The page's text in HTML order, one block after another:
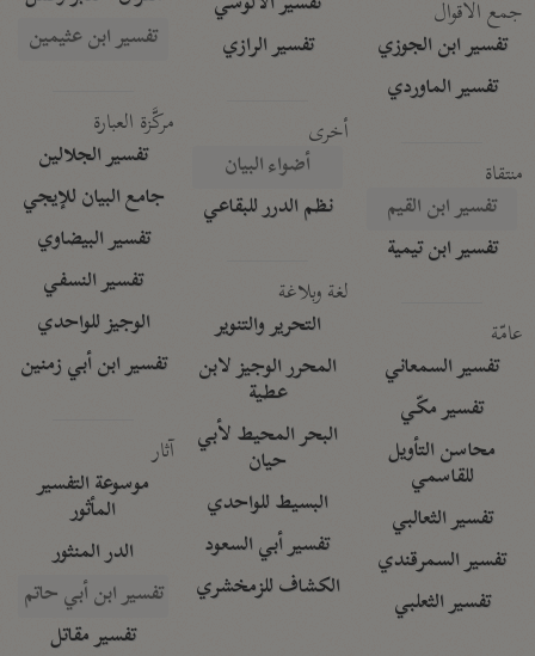
جمع الأقوال
تفسير ابن الجوزي
تفسير الماوردي
منتقاة
تفسير ابن القيم
تفسير ابن تيمية
عامّة
تفسير السمعاني
تفسير مكّي
محاسن التأويل
للقاسمي
تفسير الثعالبي
تفسير السمرقندي
تفسير الثعلبي
تفسير الرازي
أخرى
أضواء البيان
نظم الدرر للبقاعي
لغة وبلاغة
التحرير والتنوير
المحرر الوجيز لابن
عطية
البحر المحيط لأبي
حيان
البسيط للواحدي
تفسير أبي السعود
الكشاف للزمخشري
تفسير ابن عثيمين
مركَّزة العبارة
تفسير الجلالين
جامع البيان للإيجي
تفسير البيضاوي
تفسير النسفي
الوجيز للواحدي
تفسير ابن أبي زمنين
آثار
موسوعة التفسير
المأثور
الدر المنثور
تفسير ابن أبي حاتم
تفسير مقاتل